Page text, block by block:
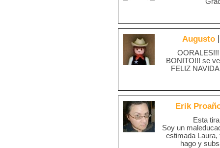
Augusto
BONITO!!! se
FELIZ
Erik
Esta
Soy un
estimada Laura,
hago y